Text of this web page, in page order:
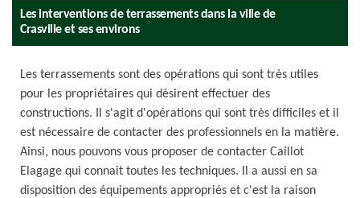
Les interventions de terrassements dans la ville de
Crasville et ses environs
Les terrassements sont des opérations qui sont très utiles
pour les propriétaires qui désirent effectuer des
constructions. Il s'agit d'opérations qui sont très difficiles et il
est nécessaire de contacter des professionnels en la matière.
Ainsi, nous pouvons vous proposer de contacter Caillot
Elagage qui connait toutes les techniques. Il a aussi en sa
disposition des équipements appropriés et c'est la raison